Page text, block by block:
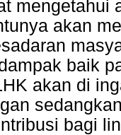
mengetahui
akan
baik
akan di
bagi